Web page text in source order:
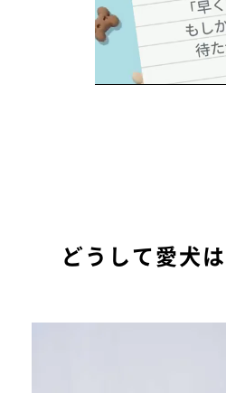
どうして愛犬